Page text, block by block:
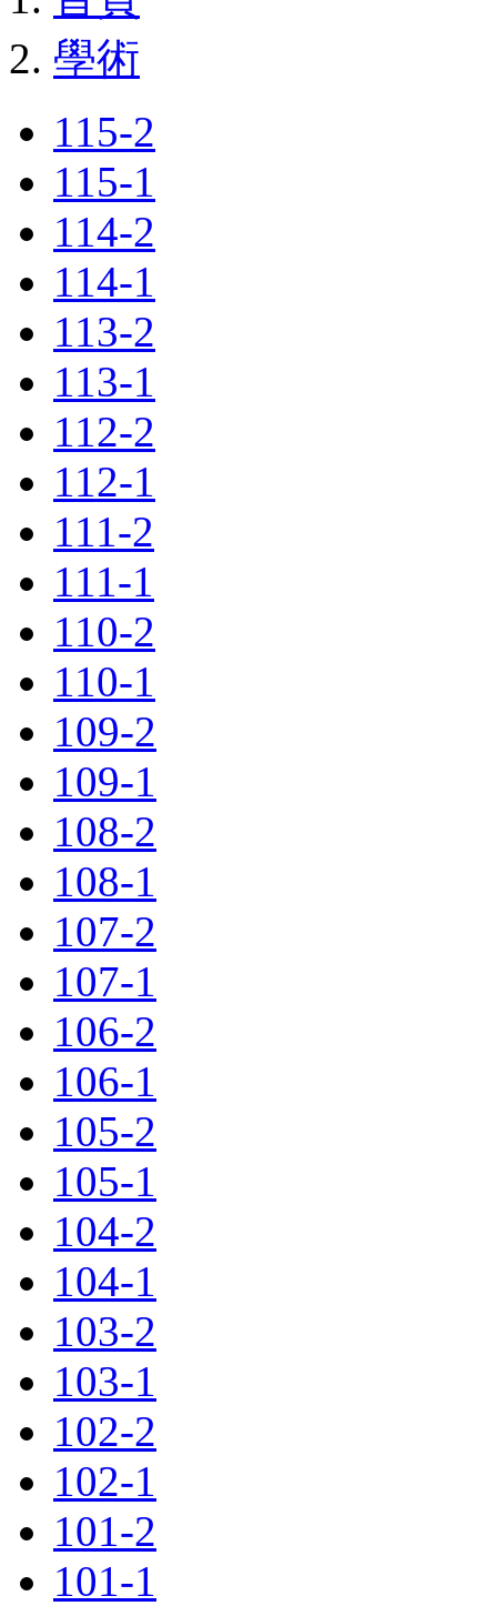
學術
115-2
115-1
114-2
114-1
113-2
113-1
112-2
112-1
111-2
111-1
110-2
110-1
109-2
109-1
108-2
108-1
107-2
107-1
106-2
106-1
105-2
105-1
104-2
104-1
103-2
103-1
102-2
102-1
101-2
101-1